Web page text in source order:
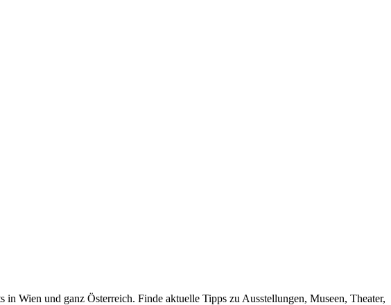
Wien und ganz Österreich. Finde aktuelle Tipps zu Ausstellungen, Museen, Theater,